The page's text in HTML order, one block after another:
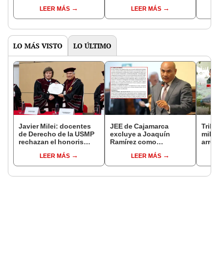
LEER MÁS LEER MÁS
LO MÁS VISTO LO ÚLTIMO
Javier Milei: docentes
de Derecho de la USMP
rechazan el honoris
presidente de Argentina
LEER MÁS
JEE de Cajamarca
excluye a Joaquín
Ramírez como
regional por ocultar
sentencia
LEER MÁS